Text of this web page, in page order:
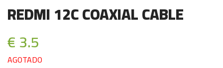
REDMI 12C COAXIAL CABLE
€ 3.5
AGOTADO